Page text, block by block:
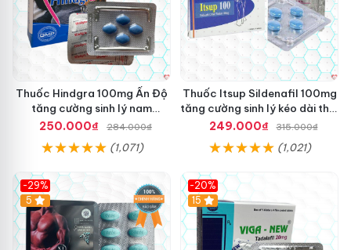
Thuốc Hindgra 100mg Ấn Độ
tăng cường sinh lý nam
hindgra-100 chống xts cương
250.000₫ 284.000₫
(1,071)
Thuốc Itsup Sildenafil 100mg
tăng cường sinh lý kéo dài thời
gian cho nam
249.000₫ 315.000₫
(1,021)
-29%
Hot
5
-20%
15